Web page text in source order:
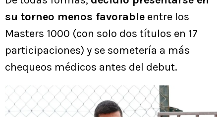
su torneo menos favorable entre los
Masters 1000 (con solo dos títulos en 17
participaciones) y se sometería a más
chequeos médicos antes del debut.